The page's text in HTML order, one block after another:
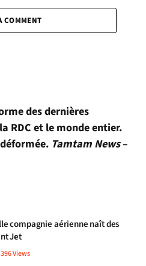
COMMENT
des dernières
RDC et le monde entier.
Tamtam News–
compagnie aérienne naît des
Jet
Views